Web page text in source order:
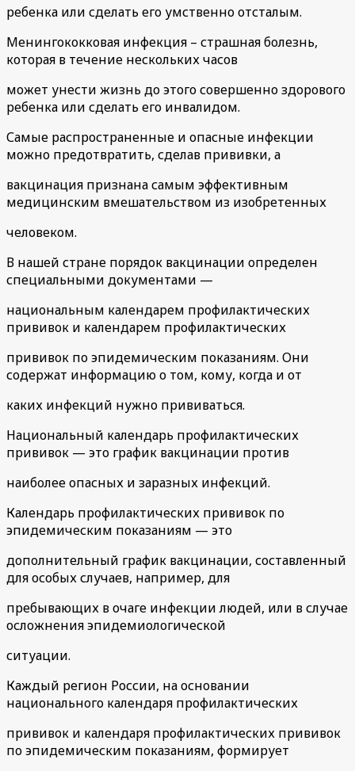
ребенка или сделать его умственно отсталым.
Менингококковая инфекция – страшная болезнь,
которая в течение нескольких часов
может унести жизнь до этого совершенно здорового
ребенка или сделать его инвалидом.
Самые распространенные и опасные инфекции
можно предотвратить, сделав прививки, а
вакцинация признана самым эффективным
медицинским вмешательством из изобретенных
человеком.
В нашей стране порядок вакцинации определен
специальными документами —
национальным календарем профилактических
прививок и календарем профилактических
прививок по эпидемическим показаниям. Они
содержат информацию о том, кому, когда и от
каких инфекций нужно прививаться.
Национальный календарь профилактических
прививок — это график вакцинации против
наиболее опасных и заразных инфекций.
Календарь профилактических прививок по
эпидемическим показаниям — это
дополнительный график вакцинации, составленный
для особых случаев, например, для
пребывающих в очаге инфекции людей, или в случае
осложнения эпидемиологической
ситуации.
Каждый регион России, на основании
национального календаря профилактических
прививок и календаря профилактических прививок
по эпидемическим показаниям, формирует